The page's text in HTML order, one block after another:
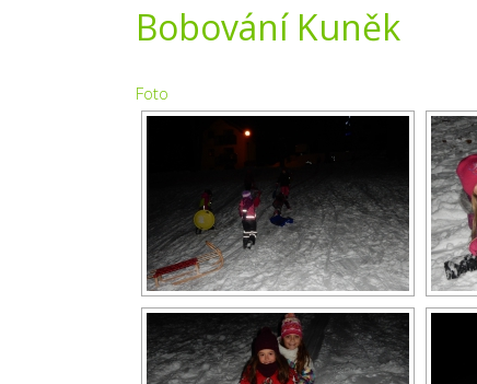
Bobování Kuněk
Foto